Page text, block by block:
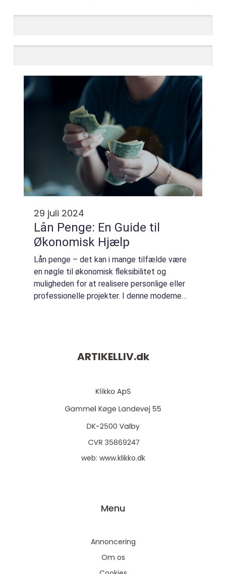
29 juli 2024
Lån Penge: En Guide til
Økonomisk Hjælp
Lån penge – det kan i mange tilfælde være
en nøgle til økonomisk fleksibilitet og
muligheden for at realisere personlige eller
professionelle projekter. I denne moderne
ARTIKELLIV.dk
web: www.klikko.dk
Menu
Annoncering
Om os